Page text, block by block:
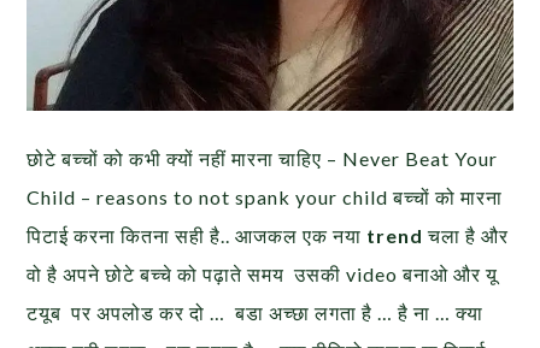
छोटे बच्चों को कभी क्यों नहीं मारना चाहिए – Never Beat Your
Child – reasons to not spank your child बच्चों को मारना
पिटाई करना कितना सही है.. आजकल एक नया trendचला है और
वो है अपने छोटे बच्चे को पढ़ाते समय उसकी video बनाओ और यू
टयूब पर अपलोड कर दो … बडा अच्छा लगता है … है ना … क्या